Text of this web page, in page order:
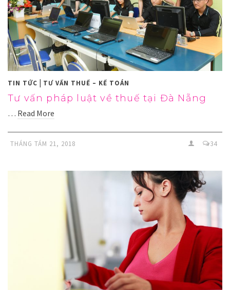
TIN TỨC | TƯ VẤN THUẾ – KẾ TOÁN
Tư vấn pháp luật về thuế tại Đà Nẵng
… Read More
THÁNG TÁM 21, 2018 34